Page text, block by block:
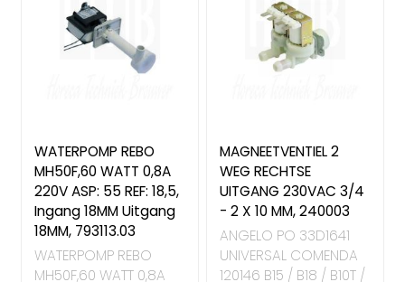
WATERPOMP REBO
MH50F,60 WATT 0,8A
220V ASP: 55 REF: 18,5,
Ingang 18MM Uitgang
18MM, 793113.03
WATERPOMP REBO
MH50F,60 WATT 0,8A
MAGNEETVENTIEL 2
WEG RECHTSE
UITGANG 230VAC 3/4
- 2 X 10 MM, 240003
ANGELO PO 33D1641
UNIVERSAL COMENDA
120146 B15 / B18 / B10T /